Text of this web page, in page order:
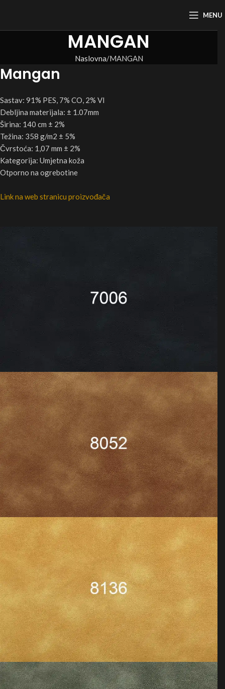
MENU
MANGAN
Naslovna MANGAN
Mangan
Sastav: 91% PES, 7% CO, 2% VI
Debljina materijala: ± 1.07mm
Širina: 140 cm ± 2%
Težina: 358 g/m2 ± 5%
Čvrstoća: 1,07 mm ± 2%
Kategorija: Umjetna koža
Otporno na ogrebotine
Link na web stranicu proizvođača